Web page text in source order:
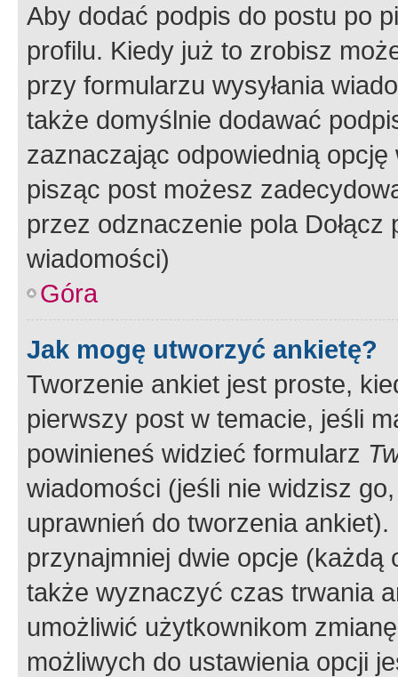
Aby dodać podpis do postu po
profilu. Kiedy już to zrobisz
przy formularzu wysyłania
także domyślnie dodawać
zaznaczając odpowiednią
pisząc post możesz
przez odznaczenie pola
wiadomości)
Góra
Jak mogę utworzyć ankietę?
Tworzenie ankiet jest proste,
pierwszy post w temacie, jeśli
powinieneś widzieć formularz
wiadomości (jeśli nie widzisz
uprawnień do tworzenia
przynajmniej dwie opcje
także wyznaczyć czas trwania
umożliwić użytkownikom
możliwych do ustawienia opcji